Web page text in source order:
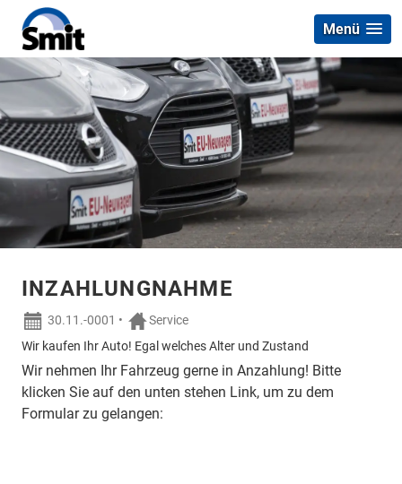
Menü
INZAHLUNGNAHME
30.11.-0001 •
Service
Wir kaufen Ihr Auto! Egal welches Alter und Zustand
Wir nehmen Ihr Fahrzeug gerne in Anzahlung! Bitte
klicken Sie auf den unten stehen Link, um zu dem
Formular zu gelangen: